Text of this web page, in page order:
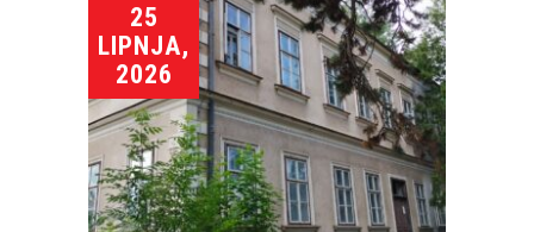
25
LIPNJA,
2026